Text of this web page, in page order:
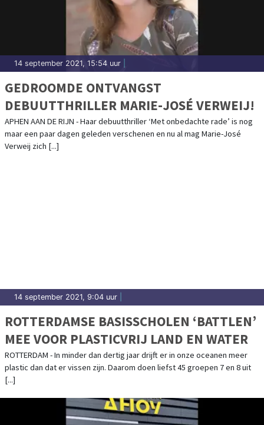
14 september 2021, 15:54 uur
GEDROOMDE ONTVANGST
DEBUUTTHRILLER MARIE-JOSÉ VERWEIJ!
APHEN AAN DE RIJN - Haar debuutthriller ‘Met onbedachte rade’ is nog
maar een paar dagen geleden verschenen en nu al mag Marie-José
Verweij zich [...]
14 september 2021, 9:04 uur
ROTTERDAMSE BASISSCHOLEN ‘BATTLEN’
MEE VOOR PLASTICVRIJ LAND EN WATER
ROTTERDAM - In minder dan dertig jaar drijft er in onze oceanen meer
plastic dan dat er vissen zijn. Daarom doen liefst 45 groepen 7 en 8 uit
[...]